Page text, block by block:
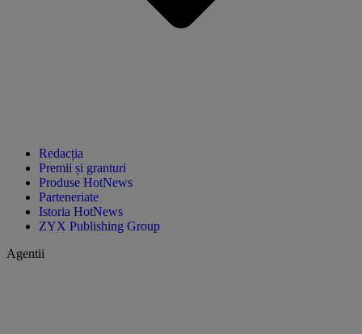
Redacția
Premii și granturi
Produse HotNews
Parteneriate
Istoria HotNews
ZYX Publishing Group
Agentii